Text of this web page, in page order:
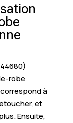
robe
à
et
Ensuite,